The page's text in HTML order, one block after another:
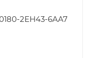
2EH43-6AA7